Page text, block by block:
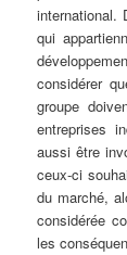
international.
qui
considérer
groupe
entreprises
aussi être
ceux-ci
du marché,
considérée
les